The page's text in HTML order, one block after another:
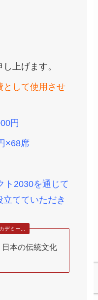
上げます。
して使用させ
円
×68席
ト2030を通じて
てていただき
デミー...
本の伝統文化